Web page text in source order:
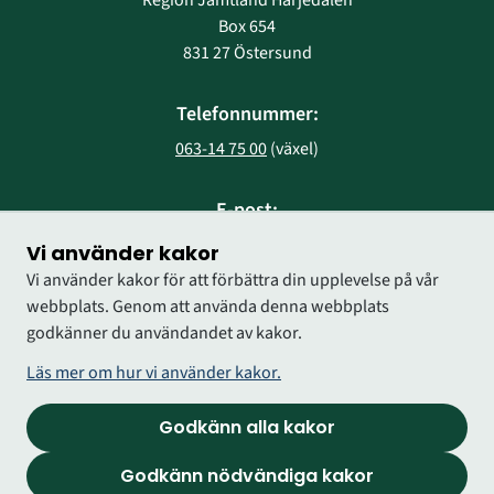
Vi använder kakor
Vi använder kakor för att förbättra din upplevelse på vår
webbplats. Genom att använda denna webbplats
godkänner du användandet av kakor.
Läs mer om hur vi använder kakor.
Godkänn alla kakor
Godkänn nödvändiga kakor
Box 654
831 27 Östersund
Telefonnummer:
063-14 75 00 (växel)
E-post:
region@regionjh.se